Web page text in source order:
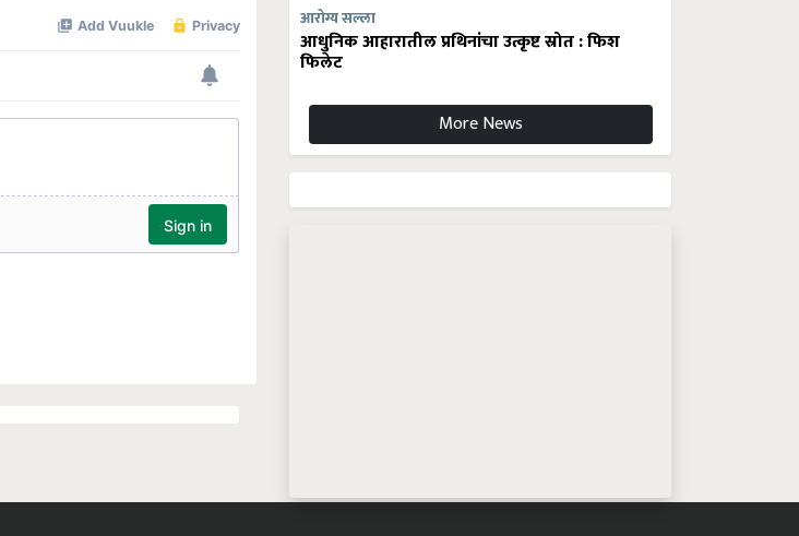
आरोग्य सल्ला
आधुनिक आहारातील प्रथिनांचा उत्कृष्ट स्रोत : फिश
फिलेट
More News